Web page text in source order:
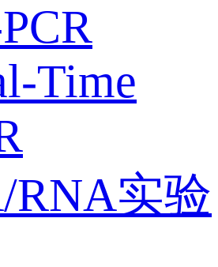
Time
RNA实验